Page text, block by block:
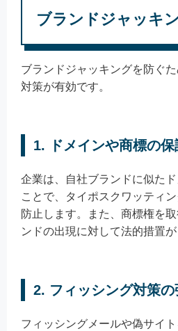
ブランドジャッキ
ブランドジャッキングを防ぐ
対策が有効です。
1. ドメインや商標の保
企業は、自社ブランドに似た
ことで、タイポスクワッティ
防止します。また、商標権を
ンドの出現に対して法的措置
2. フィッシング対策の
フィッシングメールや偽サイ